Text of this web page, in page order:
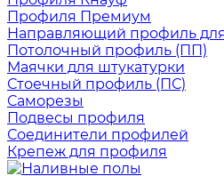
Профиля Премиум
Направляющий профиль для
Потолочный профиль (ПП)
Маячки для штукатурки
Стоечный профиль (ПС)
Саморезы
Подвесы профиля
Соединители профилей
Крепеж для профиля